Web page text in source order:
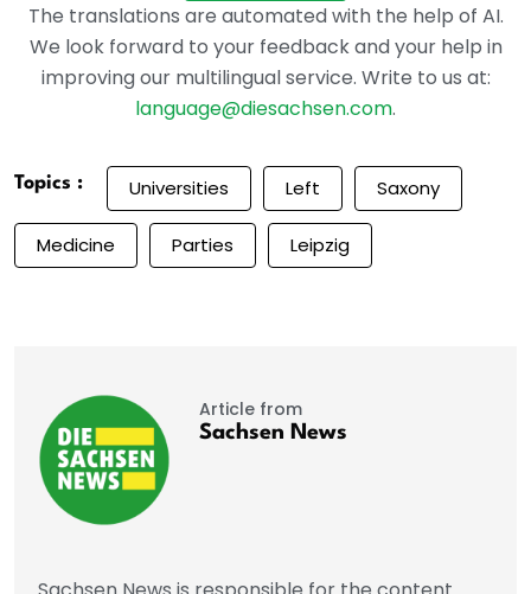
The translations are automated with the help of AI.
We look forward to your feedback and your help in
improving our multilingual service. Write to us at:
language@diesachsen.com.
Topics : Universities Left Saxony
Medicine Parties Leipzig
Article from
Sachsen News